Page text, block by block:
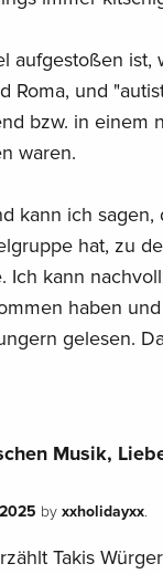
aufgestoßen ist,
Roma, und
bzw. in einem
waren.
kann ich sagen,
hat, zu
Ich kann
haben
gelesen.
Musik,
by xxholidayxx.
Takis